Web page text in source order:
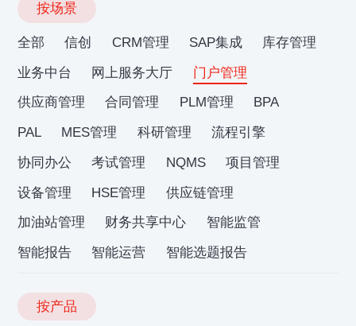
按场景
全部 信创 CRM管理 SAP集成
库存管理
业务中台
网上服务大厅
门户管理
供应商管理
合同管理 PLM管理
BPA
PAL
MES管理 科研管理
流程引擎
协同办公
考试管理 NQMS
项目管理
设备管理
HSE管理
供应链管理
加油站管理
财务共享中心
智能监管
智能报告
智能运营 智能选题报告
按产品